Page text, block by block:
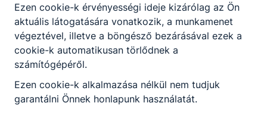
gyakorlat II. Lövészet
(2020)
Magánbiztonság és
vagyonvédelem II.
abaranyai08​
@gmail.com
Ezen cookie-k érvényességi ideje kizárólag az Ön
aktuális látogatására vonatkozik, a munkamenet
végeztével, illetve a böngésző bezárásával ezek a
cookie-k automatikusan törlődnek a
számítógépéről.
Ezen cookie-k alkalmazása nélkül nem tudjuk
garantálni Önnek honlapunk használatát.